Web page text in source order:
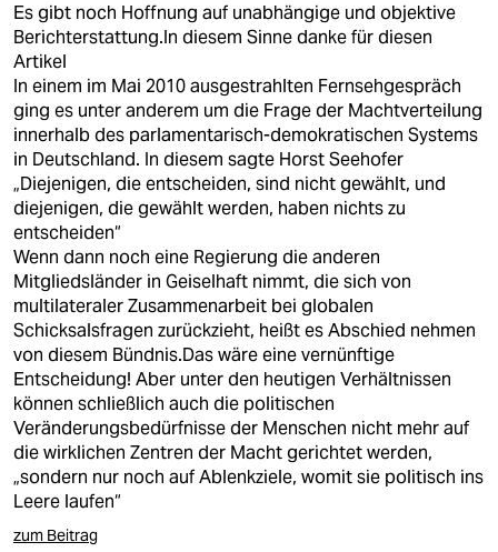
Es gibt noch Hoffnung auf unabhängige und objektive
Berichterstattung.In diesem Sinne danke für diesen
Artikel
In einem im Mai 2010 ausgestrahlten Fernsehgespräch
ging es unter anderem um die Frage der Machtverteilung
innerhalb des parlamentarisch-demokratischen Systems
in Deutschland. In diesem sagte Horst Seehofer
„Diejenigen, die entscheiden, sind nicht gewählt, und
diejenigen, die gewählt werden, haben nichts zu
entscheiden“
Wenn dann noch eine Regierung die anderen
Mitgliedsländer in Geiselhaft nimmt, die sich von
multilateraler Zusammenarbeit bei globalen
Schicksalsfragen zurückzieht, heißt es Abschied nehmen
von diesem Bündnis.Das wäre eine vernünftige
Entscheidung! Aber unter den heutigen Verhältnissen
können schließlich auch die politischen
Veränderungsbedürfnisse der Menschen nicht mehr auf
die wirklichen Zentren der Macht gerichtet werden,
„sondern nur noch auf Ablenkziele, womit sie politisch ins
Leere laufen“
zum Beitrag